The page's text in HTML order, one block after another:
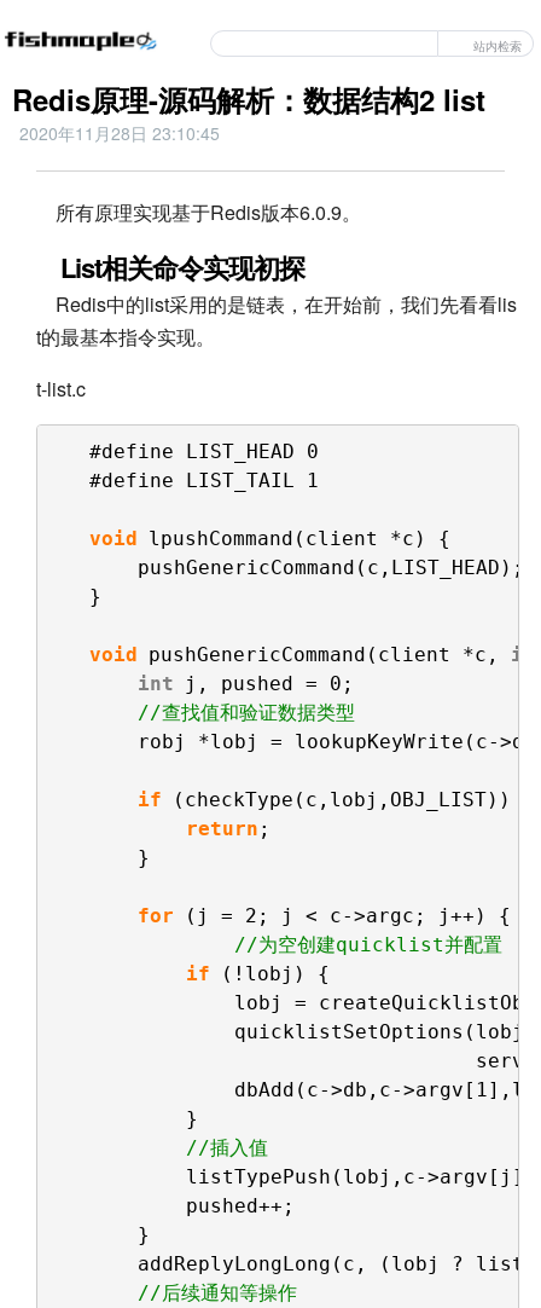
站内检索
Redis原理-源码解析：数据结构2 list
2020年11月28日 23:10:45
所有原理实现基于Redis版本6.0.9。
List相关命令实现初探
Redis中的list采用的是链表，在开始前，我们先看看lis
t的最基本指令实现。
t-list.c
#define LIST_HEAD 0
#define LIST_TAIL 1
void lpushCommand(client *c) {
pushGenericCommand(c,LIST_HEAD);
}
void pushGenericCommand(client *c,
int
j, pushed = 0;
//查找值和验证数据类型
robj *lobj = lookupKeyWrite(c-
if
(checkType(c,lobj,OBJ_LIST)) {
return ;
}
for
(j = 2; j < c->argc; j++) {
//为空创建quicklist并配置
if
(!lobj) {
lobj =
dbAdd(c->db,c-
}
//插入值
listTypePush(lobj,c-
pushed++;
}
addReplyLongLong(c, (lobj ?
//后续通知等操作